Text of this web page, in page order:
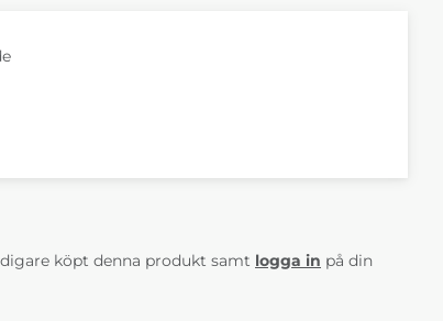
BETYG 0
köpt denna produkt samt logga in på din